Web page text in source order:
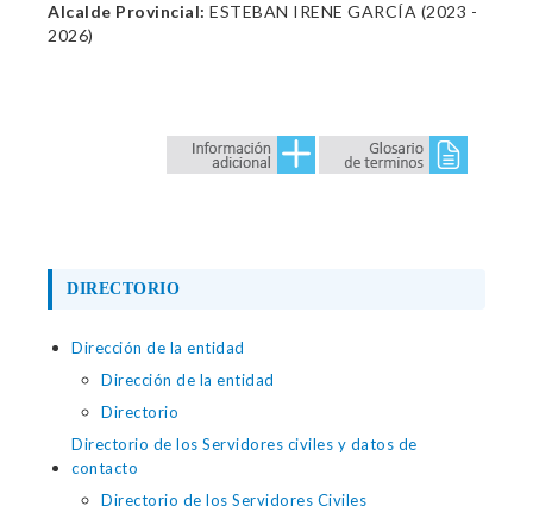
Alcalde Provincial: ESTEBAN IRENE GARCÍA (2023 -
2026)
DIRECTORIO
Dirección de la entidad
Dirección de la entidad
Directorio
Directorio de los Servidores civiles y datos de
contacto
Directorio de los Servidores Civiles